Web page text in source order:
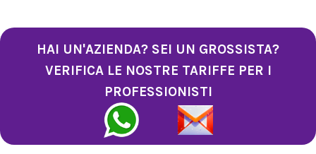
HAI UN'AZIENDA? SEI UN GROSSISTA?
VERIFICA LE NOSTRE TARIFFE PER I
PROFESSIONISTI